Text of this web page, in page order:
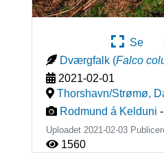
Se
Dværgfalk (Falco
2021-02-01
Thorshavn/Strømø,
Rodmund á Kelduni -
Uploadet 2021-02-03
1560